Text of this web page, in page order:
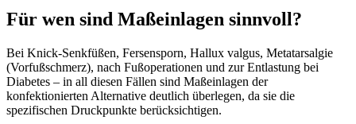
Für wen sind Maßeinlagen sinnvoll?
Bei Knick-Senkfüßen, Fersensporn, Hallux valgus, Metatarsalgie
(Vorfußschmerz), nach Fußoperationen und zur Entlastung bei
Diabetes – in all diesen Fällen sind Maßeinlagen der
konfektionierten Alternative deutlich überlegen, da sie die
spezifischen Druckpunkte berücksichtigen.